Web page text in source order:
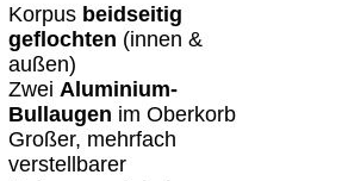
Korpus beidseitig
geflochten (innen &
außen)
Zwei Aluminium-
Bullaugen im Oberkorb
Großer, mehrfach
verstellbarer